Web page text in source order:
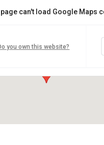
Niederdorf
Details
can't load Google Maps
you own this website?